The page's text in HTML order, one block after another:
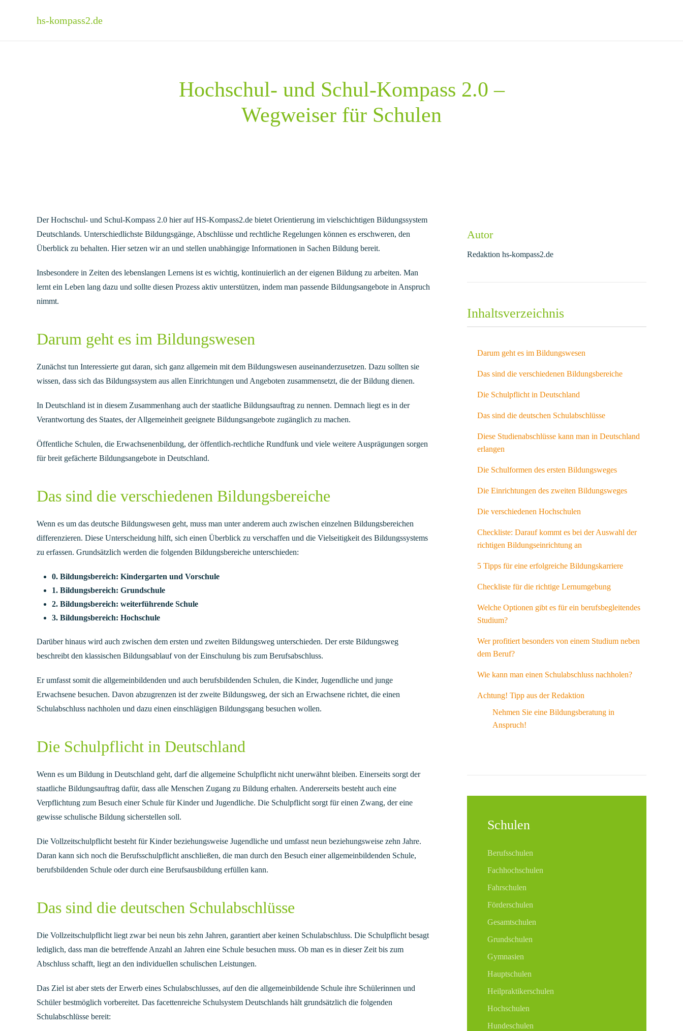
Skip to main content
hs-kompass2.de
Hochschul- und Schul-Kompass 2.0 –
Wegweiser für Schulen
Der Hochschul- und Schul-Kompass 2.0 hier auf HS-Kompass2.de bietet Orientierung im vielschichtigen Bildungssystem
Deutschlands. Unterschiedlichste Bildungsgänge, Abschlüsse und rechtliche Regelungen können es erschweren, den
Überblick zu behalten. Hier setzen wir an und stellen unabhängige Informationen in Sachen Bildung bereit.
Insbesondere in Zeiten des lebenslangen Lernens ist es wichtig, kontinuierlich an der eigenen Bildung zu arbeiten. Man
lernt ein Leben lang dazu und sollte diesen Prozess aktiv unterstützen, indem man passende Bildungsangebote in Anspruch
nimmt.
Darum geht es im Bildungswesen
Zunächst tun Interessierte gut daran, sich ganz allgemein mit dem Bildungswesen auseinanderzusetzen. Dazu sollten sie
wissen, dass sich das Bildungssystem aus allen Einrichtungen und Angeboten zusammensetzt, die der Bildung dienen.
In Deutschland ist in diesem Zusammenhang auch der staatliche Bildungsauftrag zu nennen. Demnach liegt es in der
Verantwortung des Staates, der Allgemeinheit geeignete Bildungsangebote zugänglich zu machen.
Öffentliche Schulen, die Erwachsenenbildung, der öffentlich-rechtliche Rundfunk und viele weitere Ausprägungen sorgen
für breit gefächerte Bildungsangebote in Deutschland.
Das sind die verschiedenen Bildungsbereiche
Wenn es um das deutsche Bildungswesen geht, muss man unter anderem auch zwischen einzelnen Bildungsbereichen
differenzieren. Diese Unterscheidung hilft, sich einen Überblick zu verschaffen und die Vielseitigkeit des Bildungssystems
zu erfassen. Grundsätzlich werden die folgenden Bildungsbereiche unterschieden:
0. Bildungsbereich: Kindergarten und Vorschule
1. Bildungsbereich: Grundschule
2. Bildungsbereich: weiterführende Schule
3. Bildungsbereich: Hochschule
Darüber hinaus wird auch zwischen dem ersten und zweiten Bildungsweg unterschieden. Der erste Bildungsweg
beschreibt den klassischen Bildungsablauf von der Einschulung bis zum Berufsabschluss.
Er umfasst somit die allgemeinbildenden und auch berufsbildenden Schulen, die Kinder, Jugendliche und junge
Erwachsene besuchen. Davon abzugrenzen ist der zweite Bildungsweg, der sich an Erwachsene richtet, die einen
Schulabschluss nachholen und dazu einen einschlägigen Bildungsgang besuchen wollen.
Die Schulpflicht in Deutschland
Wenn es um Bildung in Deutschland geht, darf die allgemeine Schulpflicht nicht unerwähnt bleiben. Einerseits sorgt der
staatliche Bildungsauftrag dafür, dass alle Menschen Zugang zu Bildung erhalten. Andererseits besteht auch eine
Verpflichtung zum Besuch einer Schule für Kinder und Jugendliche. Die Schulpflicht sorgt für einen Zwang, der eine
gewisse schulische Bildung sicherstellen soll.
Die Vollzeitschulpflicht besteht für Kinder beziehungsweise Jugendliche und umfasst neun beziehungsweise zehn Jahre.
Daran kann sich noch die Berufsschulpflicht anschließen, die man durch den Besuch einer allgemeinbildenden Schule,
berufsbildenden Schule oder durch eine Berufsausbildung erfüllen kann.
Das sind die deutschen Schulabschlüsse
Die Vollzeitschulpflicht liegt zwar bei neun bis zehn Jahren, garantiert aber keinen Schulabschluss. Die Schulpflicht besagt
lediglich, dass man die betreffende Anzahl an Jahren eine Schule besuchen muss. Ob man es in dieser Zeit bis zum
Abschluss schafft, liegt an den individuellen schulischen Leistungen.
Das Ziel ist aber stets der Erwerb eines Schulabschlusses, auf den die allgemeinbildende Schule ihre Schülerinnen und
Schüler bestmöglich vorbereitet. Das facettenreiche Schulsystem Deutschlands hält grundsätzlich die folgenden
Schulabschlüsse bereit:
Autor
Redaktion hs-kompass2.de
Inhaltsverzeichnis
Darum geht es im Bildungswesen
Das sind die verschiedenen Bildungsbereiche
Die Schulpflicht in Deutschland
Das sind die deutschen Schulabschlüsse
Diese Studienabschlüsse kann man in Deutschland
erlangen
Die Schulformen des ersten Bildungsweges
Die Einrichtungen des zweiten Bildungsweges
Die verschiedenen Hochschulen
Checkliste: Darauf kommt es bei der Auswahl der
richtigen Bildungseinrichtung an
5 Tipps für eine erfolgreiche Bildungskarriere
Checkliste für die richtige Lernumgebung
Welche Optionen gibt es für ein berufsbegleitendes
Studium?
Wer profitiert besonders von einem Studium neben
dem Beruf?
Wie kann man einen Schulabschluss nachholen?
Achtung! Tipp aus der Redaktion
Nehmen Sie eine Bildungsberatung in
Anspruch!
Schulen
Berufsschulen
Fachhochschulen
Fahrschulen
Förderschulen
Gesamtschulen
Grundschulen
Gymnasien
Hauptschulen
Heilpraktikerschulen
Hochschulen
Hundeschulen